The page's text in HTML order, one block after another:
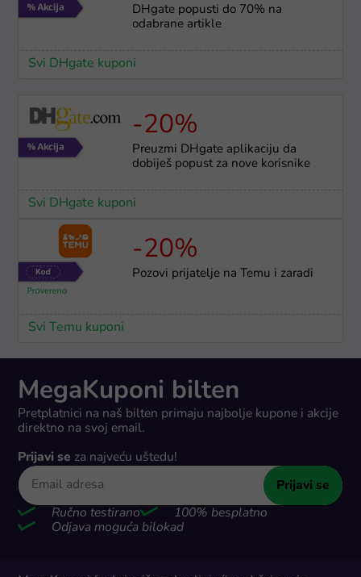
DHgate popusti do 70% na
odabrane artikle
Svi DHgate kuponi
-20%
Preuzmi DHgate aplikaciju da
dobiješ popust za nove korisnike
Svi DHgate kuponi
-20%
Pozovi prijatelje na Temu i zaradi
Svi Temu kuponi
MegaKuponi bilten
Pretplatnici na naš bilten primaju najbolje kupone i akcije
direktno na svoj email.
Prijavi se za najveću uštedu!
Prijavi se
Ručno testirano
100% besplatno
Odjava moguća bilokad